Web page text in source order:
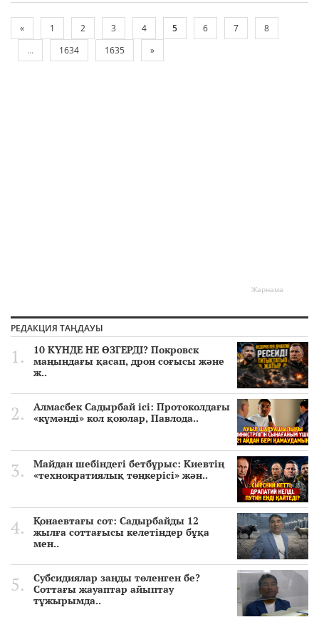
« 1 2 3 4 5 6 7
8
...
1634 1635 »
Жарнама
РЕДАКЦИЯ ТАҢДАУЫ
10 КҮНДЕ НЕ ӨЗГЕРДІ? Покровск
маңындағы қасап, дрон соғысы және
ж..
Алмасбек Садырбай ісі: Протоколдағы
«күмәнді» кол қоюлар, Павлода..
Майдан шебіндегі бетбұрыс: Киевтің
«технократиялық төңкерісі» жән..
Қонаевтағы сот: Садырбайды 12
жылға соттағысы келетіндер бұқа
мен..
Субсидиялар заңды төленген бе?
Соттағы жауаптар айыптау
тұжырымда..